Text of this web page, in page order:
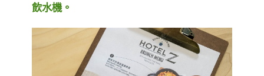
飲水機。